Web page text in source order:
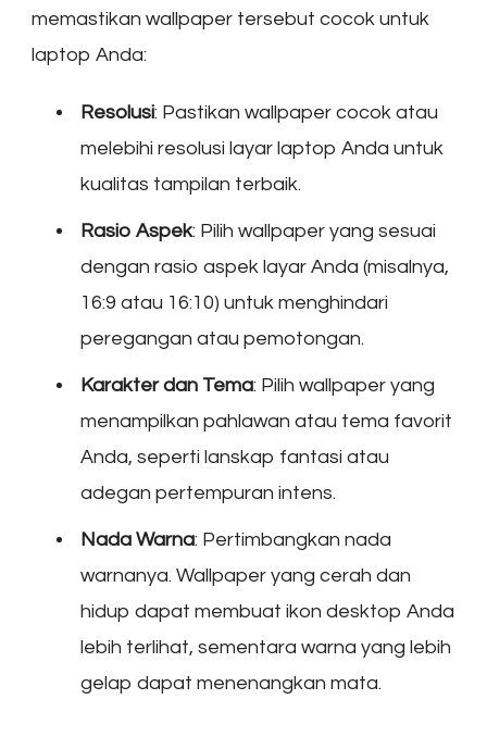
memastikan wallpaper tersebut cocok untuk
laptop Anda:
Resolusi: Pastikan wallpaper cocok atau
melebihi resolusi layar laptop Anda untuk
kualitas tampilan terbaik.
Rasio Aspek: Pilih wallpaper yang sesuai
dengan rasio aspek layar Anda (misalnya,
16:9 atau 16:10) untuk menghindari
peregangan atau pemotongan.
Karakter dan Tema: Pilih wallpaper yang
menampilkan pahlawan atau tema favorit
Anda, seperti lanskap fantasi atau
adegan pertempuran intens.
Nada Warna: Pertimbangkan nada
warnanya. Wallpaper yang cerah dan
hidup dapat membuat ikon desktop Anda
lebih terlihat, sementara warna yang lebih
gelap dapat menenangkan mata.